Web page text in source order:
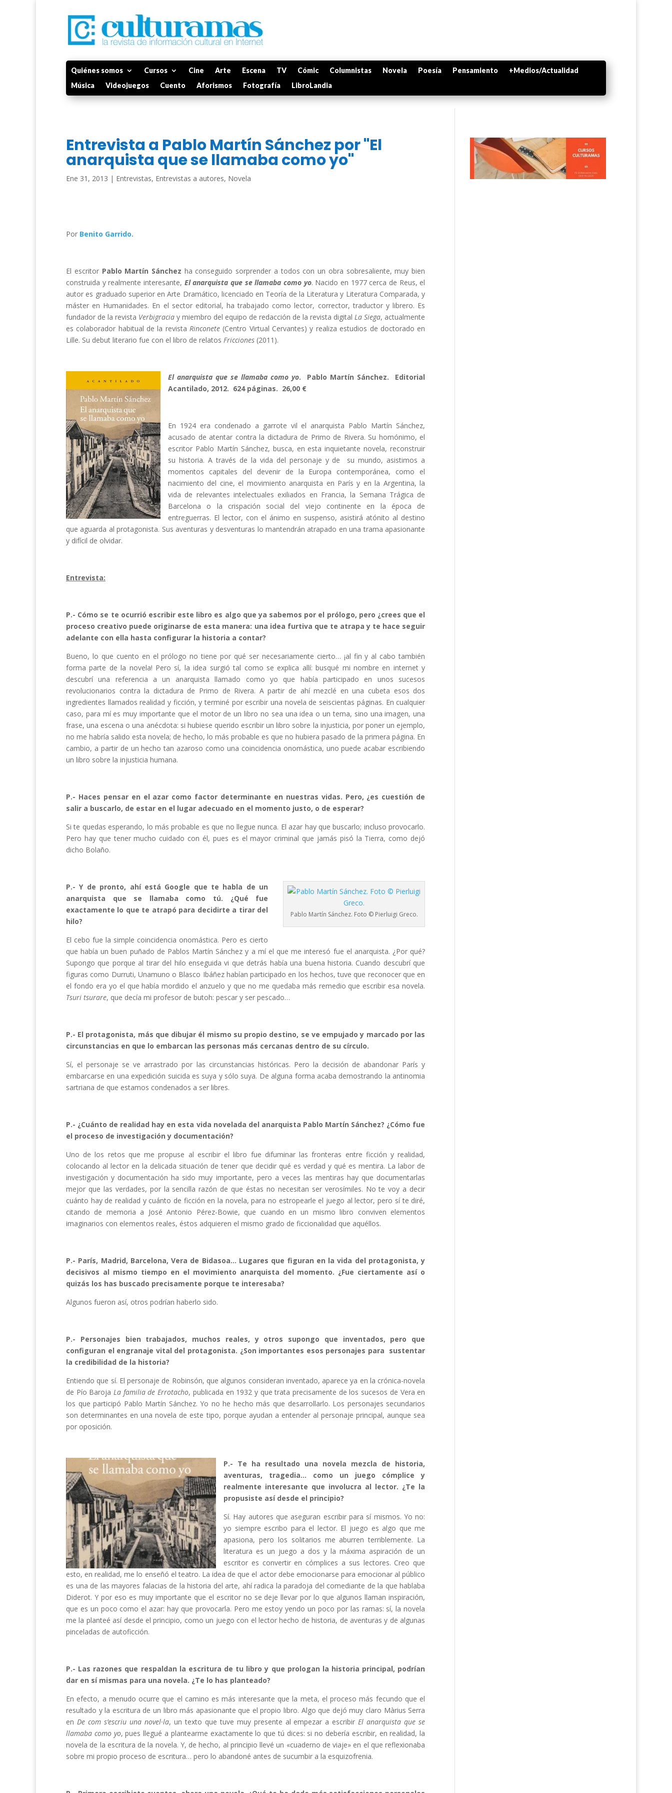
Quiénes somos Cursos Cine Arte Escena TV Cómic Columnistas Novela Poesía Pensamiento
+Medios/Actualidad
Música
Videojuegos Cuento Aforismos Fotografía LibroLandia
Entrevista a Pablo Martín Sánchez por "El
anarquista que se llamaba como yo"
Ene 31, 2013 | Entrevistas, Entrevistas a autores, Novela
Por Benito Garrido.
El escritor Pablo Martín Sánchez ha conseguido sorprender a todos con un obra sobresaliente, muy bien
construida y realmente interesante, El anarquista que se llamaba como yo. Nacido en 1977 cerca de Reus, el
autor es graduado superior en Arte Dramático, licenciado en Teoría de la Literatura y Literatura Comparada, y
máster en Humanidades. En el sector editorial, ha trabajado como lector, corrector, traductor y librero. Es
fundador de la revista Verbigracia y miembro del equipo de redacción de la revista digitalLa Siega, actualmente
es colaborador habitual de la revistaRinconete (Centro Virtual Cervantes) y realiza estudios de doctorado en
Lille. Su debut literario fue con el libro de relatos Fricciones (2011).
El anarquista que se llamaba como yo. Pablo Martín Sánchez. Editorial
Acantilado, 2012. 624 páginas. 26,00 €
En 1924 era condenado a garrote vil el anarquista Pablo Martín Sánchez,
acusado de atentar contra la dictadura de Primo de Rivera. Su homónimo, el
escritor Pablo Martín Sánchez, busca, en esta inquietante novela, reconstruir
su historia. A través de la vida del personaje y de su mundo, asistimos a
momentos capitales del devenir de la Europa contemporánea, como el
nacimiento del cine, el movimiento anarquista en París y en la Argentina, la
vida de relevantes intelectuales exiliados en Francia, la Semana Trágica de
Barcelona o la crispación social del viejo continente en la época de
entreguerras. El lector, con el ánimo en suspenso, asistirá atónito al destino
que aguarda al protagonista. Sus aventuras y desventuras lo mantendrán atrapado en una trama apasionante
y difícil de olvidar.
Entrevista:
P.- Cómo se te ocurrió escribir este libro es algo que ya sabemos por el prólogo, pero ¿crees que el
proceso creativo puede originarse de esta manera: una idea furtiva que te atrapa y te hace seguir
adelante con ella hasta configurar la historia a contar?
Bueno, lo que cuento en el prólogo no tiene por qué ser necesariamente cierto… ¡al fin y al cabo también
forma parte de la novela! Pero sí, la idea surgió tal como se explica allí: busqué mi nombre en internet y
descubrí una referencia a un anarquista llamado como yo que había participado en unos sucesos
revolucionarios contra la dictadura de Primo de Rivera. A partir de ahí mezclé en una cubeta esos dos
ingredientes llamados realidad y ficción, y terminé por escribir una novela de seiscientas páginas. En cualquier
caso, para mí es muy importante que el motor de un libro no sea una idea o un tema, sino una imagen, una
frase, una escena o una anécdota: si hubiese querido escribir un libro sobre la injusticia, por poner un ejemplo,
no me habría salido esta novela; de hecho, lo más probable es que no hubiera pasado de la primera página. En
cambio, a partir de un hecho tan azaroso como una coincidencia onomástica, uno puede acabar escribiendo
un libro sobre la injusticia humana.
P.- Haces pensar en el azar como factor determinante en nuestras vidas. Pero, ¿es cuestión de
salir a buscarlo, de estar en el lugar adecuado en el momento justo, o de esperar?
Si te quedas esperando, lo más probable es que no llegue nunca. El azar hay que buscarlo; incluso provocarlo.
Pero hay que tener mucho cuidado con él, pues es el mayor criminal que jamás pisó la Tierra, como dejó
dicho Bolaño.
Pablo Martín Sánchez. Foto © Pierluigi Greco.
P.- Y de pronto, ahí está Google que te habla de un
anarquista que se llamaba como tú. ¿Qué fue
exactamente lo que te atrapó para decidirte a tirar del
hilo?
El cebo fue la simple coincidencia onomástica. Pero es cierto
que había un buen puñado de Pablos Martín Sánchez y a mí el que me interesó fue el anarquista. ¿Por qué?
Supongo que porque al tirar del hilo enseguida vi que detrás había una buena historia. Cuando descubrí que
figuras como Durruti, Unamuno o Blasco Ibáñez habían participado en los hechos, tuve que reconocer que en
el fondo era yo el que había mordido el anzuelo y que no me quedaba más remedio que escribir esa novela.
Tsuri tsurare, que decía mi profesor de butoh: pescar y ser pescado…
P.- El protagonista, más que dibujar él mismo su propio destino, se ve empujado y marcado por las
circunstancias en que lo embarcan las personas más cercanas dentro de su círculo.
Sí, el personaje se ve arrastrado por las circunstancias históricas. Pero la decisión de abandonar París y
embarcarse en una expedición suicida es suya y sólo suya. De alguna forma acaba demostrando la antinomia
sartriana de que estamos condenados a ser libres.
P.- ¿Cuánto de realidad hay en esta vida novelada del anarquista Pablo Martín Sánchez? ¿Cómo fue
el proceso de investigación y documentación?
Uno de los retos que me propuse al escribir el libro fue difuminar las fronteras entre ficción y realidad,
colocando al lector en la delicada situación de tener que decidir qué es verdad y qué es mentira. La labor de
investigación y documentación ha sido muy importante, pero a veces las mentiras hay que documentarlas
mejor que las verdades, por la sencilla razón de que éstas no necesitan ser verosímiles. No te voy a decir
cuánto hay de realidad y cuánto de ficción en la novela, para no estropearle el juego al lector, pero sí te diré,
citando de memoria a José Antonio Pérez-Bowie, que cuando en un mismo libro conviven elementos
imaginarios con elementos reales, éstos adquieren el mismo grado de ficcionalidad que aquéllos.
P.- París, Madrid, Barcelona, Vera de Bidasoa… Lugares que figuran en la vida del protagonista, y
decisivos al mismo tiempo en el movimiento anarquista del momento. ¿Fue ciertamente así o
quizás los has buscado precisamente porque te interesaba?
Algunos fueron así, otros podrían haberlo sido.
P.- Personajes bien trabajados, muchos reales, y otros supongo que inventados, pero que
configuran el engranaje vital del protagonista. ¿Son importantes esos personajes para sustentar
la credibilidad de la historia?
Entiendo que sí. El personaje de Robinsón, que algunos consideran inventado, aparece ya en la crónica-novela
de Pío BarojaLa familia de Errotacho, publicada en 1932 y que trata precisamente de los sucesos de Vera en
los que participó Pablo Martín Sánchez. Yo no he hecho más que desarrollarlo. Los personajes secundarios
son determinantes en una novela de este tipo, porque ayudan a entender al personaje principal, aunque sea
por oposición.
P.- Te ha resultado una novela mezcla de historia,
aventuras, tragedia… como un juego cómplice y
realmente interesante que involucra al lector. ¿Te la
propusiste así desde el principio?
Sí. Hay autores que aseguran escribir para sí mismos. Yo no:
yo siempre escribo para el lector. El juego es algo que me
apasiona, pero los solitarios me aburren terriblemente. La
literatura es un juego a dos y la máxima aspiración de un
escritor es convertir en cómplices a sus lectores. Creo que
esto, en realidad, me lo enseñó el teatro. La idea de que el actor debe emocionarse para emocionar al público
es una de las mayores falacias de la historia del arte, ahí radica la paradoja del comediante de la que hablaba
Diderot. Y por eso es muy importante que el escritor no se deje llevar por lo que algunos llaman inspiración,
que es un poco como el azar: hay que provocarla. Pero me estoy yendo un poco por las ramas: sí, la novela
me la planteé así desde el principio, como un juego con el lector hecho de historia, de aventuras y de algunas
pinceladas de autoficción.
P.- Las razones que respaldan la escritura de tu libro y que prologan la historia principal, podrían
dar en sí mismas para una novela. ¿Te lo has planteado?
En efecto, a menudo ocurre que el camino es más interesante que la meta, el proceso más fecundo que el
resultado y la escritura de un libro más apasionante que el propio libro. Algo que dejó muy claro Màrius Serra
en De com s’escriu una novel·la, un texto que tuve muy presente al empezar a escribirEl anarquista que se
llamaba como yo, pues llegué a plantearme exactamente lo que tú dices: si no debería escribir, en realidad, la
novela de la escritura de la novela. Y, de hecho, al principio llevé un «cuaderno de viaje» en el que reflexionaba
sobre mi propio proceso de escritura… pero lo abandoné antes de sucumbir a la esquizofrenia.